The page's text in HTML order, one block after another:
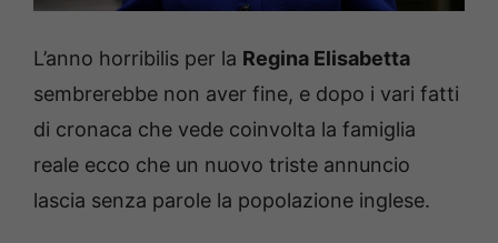
L’anno horribilis per la Regina Elisabetta
sembrerebbe non aver fine, e dopo i vari fatti
di cronaca che vede coinvolta la famiglia
reale ecco che un nuovo triste annuncio
lascia senza parole la popolazione inglese.